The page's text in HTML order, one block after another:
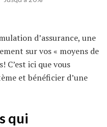
d’assurance, une
sur vos « moyens de
C’est ici que vous
et bénéficier d’une
qui